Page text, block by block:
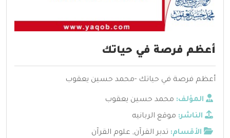
أعظم فرصة في حياتك
أعظم فرصة في حياتك -محمد حسين يعقوب
المؤلف: محمد حسين يعقوب
الناشر: موقع الربانيه
الأقسام: تدبر القرآن, علوم القرآن